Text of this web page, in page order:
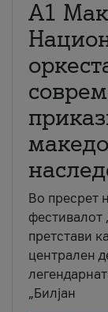
А1
Во пресрет
фестивалот
претстави
централен
„Билјан